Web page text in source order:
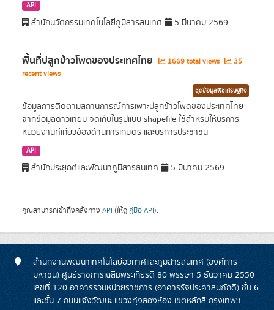
API
สำนักนวัตกรรมเทคโนโลยีภูมิสารสนเทศ 5 มีนาคม 2569
พื้นที่ปลูกข้าวโพดของประเทศไทย 1669 total views
35
recent views
ชุดข้อมูลพืชเศรษฐกิจ
ข้อมูลการติดตามสถานการณ์การเพาะปลูกข้าวโพดของประเทศไทย
จากข้อมูลดาวเทียม จัดเก็บในรูปแบบ shapefile ใช้สำหรับให้บริการ
หน่วยงานที่เกี่ยวข้องด้านการเกษตร และบริการประชาชน
API
สำนักประยุกต์และพัฒนาภูมิสารสนเทศ 5 มีนาคม 2569
คุณสามารถเข้าถึงคลังทาง API (ให้ดู คู่มือ API).
สำนักงานพัฒนาเทคโนโลยีอวกาศและภูมิสารสนเทศ (องค์การ
มหาชน) ศูนย์ราชการเฉลิมพระเกียรติ 80 พรรษา 5 ธันวาคม 2550
เลขที่ 120 อาคารรวมหน่วยราชการ (อาคารรัฐประศาสนภักดี) ชั้น 6
และชั้น 7 ถนนแจ้งวัฒนะ แขวงทุ่งสองห้อง เขตหลักสี่ กรุงเทพฯ